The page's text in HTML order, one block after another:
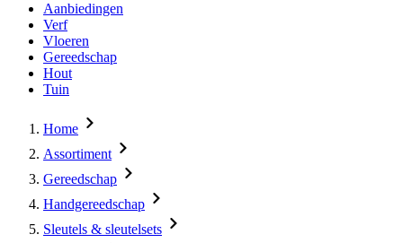
Aanbiedingen
Verf
Vloeren
Gereedschap
Hout
Tuin
Home
Assortiment
Gereedschap
Handgereedschap
Sleutels & sleutelsets